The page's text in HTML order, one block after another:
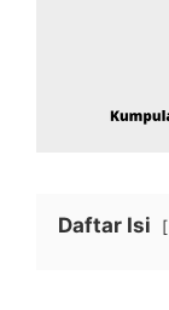
Daftar Isi